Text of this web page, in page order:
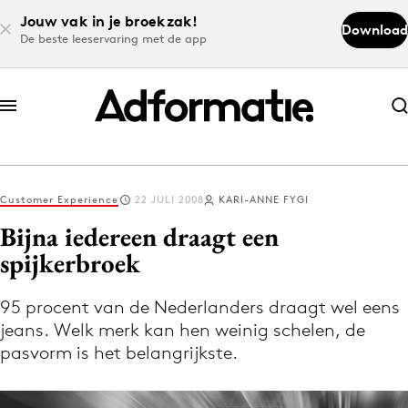
Jouw vak in je broekzak!
De beste leeservaring met de app
Download
Abonneer nu
Abonneer nu
Log in
Volg het laatste nieuws via de Adformatie
Nieuws app
Customer Experience 22 JULI 2008 KARI-ANNE FYGI
Bijna iedereen draagt een
spijkerbroek
95 procent van de Nederlanders draagt wel eens
jeans. Welk merk kan hen weinig schelen, de
pasvorm is het belangrijkste.